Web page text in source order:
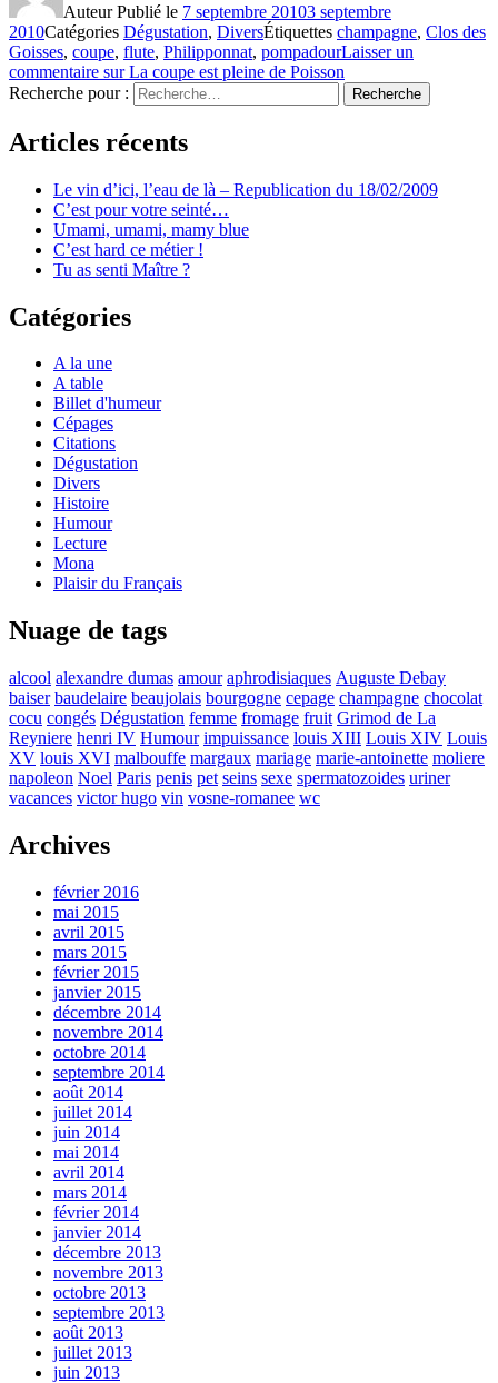
AuteurPublié le 7 septembre 20103 septembre
2010Catégories Dégustation, DiversÉtiquettes champagne, Clos des
Goisses, coupe, flute, Philipponnat, pompadourLaisser un
commentaire sur La coupe est pleine de Poisson
Recherche pour :
Recherche
Articles récents
Le vin d’ici, l’eau de là – Republication du 18/02/2009
C’est pour votre seinté…
Umami, umami, mamy blue
C’est hard ce métier !
Tu as senti Maître ?
Catégories
A la une
A table
Billet d'humeur
Cépages
Citations
Dégustation
Divers
Histoire
Humour
Lecture
Mona
Plaisir du Français
Nuage de tags
alcool alexandre dumas amour aphrodisiaques Auguste Debay
baiser baudelaire beaujolais bourgogne cepage champagne chocolat
cocu congés Dégustation femme fromage fruit Grimod de La
Reyniere henri IV Humour impuissance louis XIII Louis XIV Louis
XV louis XVI malbouffe margaux mariage marie-antoinette moliere
napoleon Noel Paris penis pet seins sexe spermatozoides uriner
vacances victor hugo vin vosne-romanee wc
Archives
février 2016
mai 2015
avril 2015
mars 2015
février 2015
janvier 2015
décembre 2014
novembre 2014
octobre 2014
septembre 2014
août 2014
juillet 2014
juin 2014
mai 2014
avril 2014
mars 2014
février 2014
janvier 2014
décembre 2013
novembre 2013
octobre 2013
septembre 2013
août 2013
juillet 2013
juin 2013